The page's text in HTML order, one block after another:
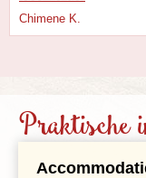
Met de klanken
heiligdom van
om een optionele
gebouwd in de
Nashville sound'.
Chimene K.
Praktische